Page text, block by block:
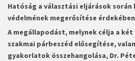
Hatóság a választási eljárások
védelmének megerősítése
A megállapodást, melynek célja a
szakmai párbeszéd elősegítése,
gyakorlatok összehangolása, Dr.